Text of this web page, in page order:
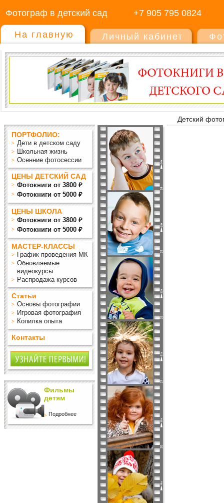
Фотограф в детский сад +7 905 795 0824
На главную Личный кабинет
Детский
ПОРТФОЛИО:
Дети в детском саду
Школьная жизнь
Осенние фотосессии
ЦЕНЫ ДЕТСКИЙ САД
Фотокниги от 3800 ₽
Фотокниги от 5000 ₽
ЦЕНЫ ШКОЛА
Фотокниги от 3800 ₽
Фотокниги от 5000 ₽
МАСТЕР-КЛАССЫ
График проведения МК
Обновляемые
видеокурсы
Распродажа курсов
Статьи
Основы фотографии
Игровая фотография
Копилка опыта
Контакты
Фильмы
детям
Подробнее